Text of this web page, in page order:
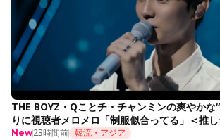
THE BOYZ・Qことチ・チャンミンの爽やかな
りに視聴者メロメロ「制服似合ってる」＜推
New23時間前 韓流・アジア